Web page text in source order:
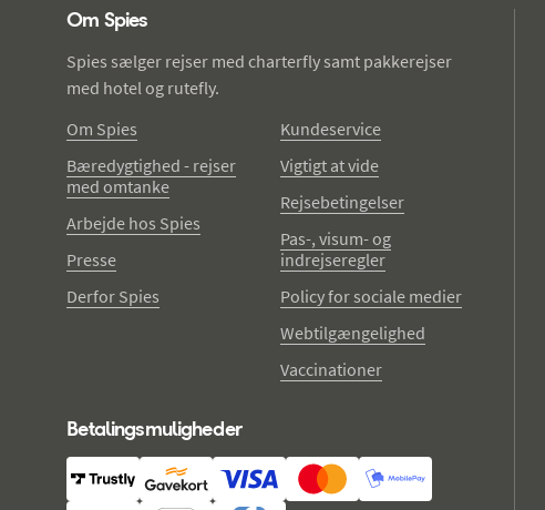
Om Spies
Spies sælger rejser med charterfly samt pakkerejser
med hotel og rutefly.
Om Spies
Bæredygtighed - rejser
med omtanke
Arbejde hos Spies
Presse
Derfor Spies
Kundeservice
Vigtigt at vide
Rejsebetingelser
Pas-, visum- og
indrejseregler
Policy for sociale medier
Webtilgængelighed
Vaccinationer
Betalingsmuligheder